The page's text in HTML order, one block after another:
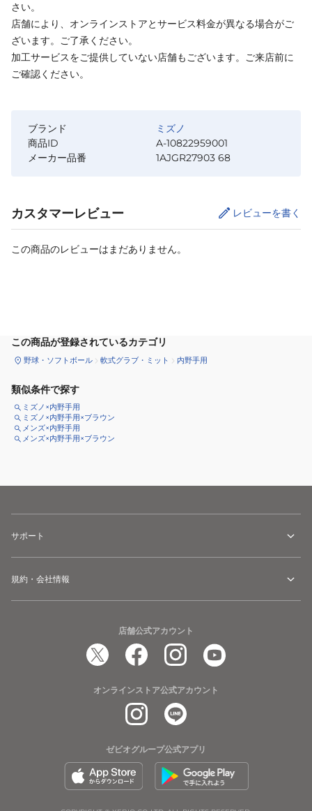
さい。
店舗により、オンラインストアとサービス料金が異なる場合がご
ざいます。ご了承ください。
加工サービスをご提供していない店舗もございます。ご来店前に
ご確認ください。
ブランド
ミズノ
商品ID
A-10822959001
メーカー品番
1AJGR27903 68
カスタマーレビュー レビューを書く
この商品のレビューはまだありません。
この商品が登録されているカテゴリ
野球・ソフトボール 軟式グラブ・ミット 内野手用
類似条件で探す
ミズノ×内野手用
ミズノ×内野手用×ブラウン
メンズ×内野手用
メンズ×内野手用×ブラウン
サポート
規約・会社情報
店舗公式アカウント
オンラインストア公式アカウント
ゼビオグループ公式アプリ